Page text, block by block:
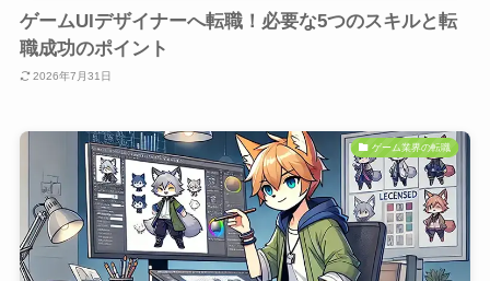
ゲームUIデザイナーへ転職！必要な5つのスキルと転
職成功のポイント
2026年7月31日
ゲーム業界の転職